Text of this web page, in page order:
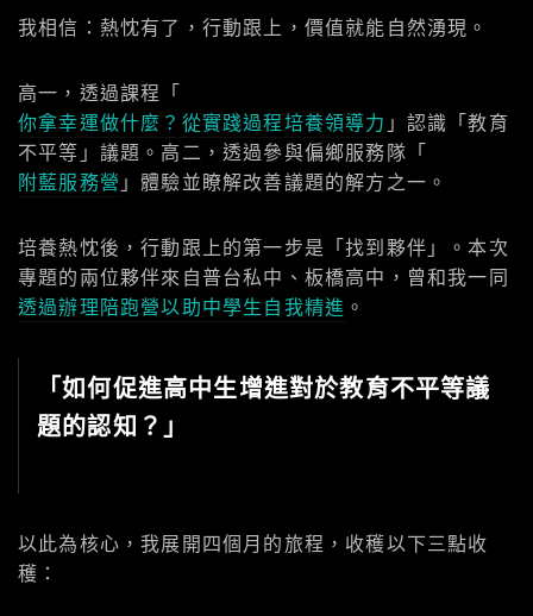
我相信：熱忱有了，行動跟上，價值就能自然湧現。
高一，透過課程「
你拿幸運做什麼？從實踐過程培養領導力 」認識「教育
不平等」議題。高二，透過參與偏鄉服務隊「
附藍服務營 」體驗並瞭解改善議題的解方之一。
培養熱忱後，行動跟上的第一步是「找到夥伴」。本次
專題的兩位夥伴來自普台私中、板橋高中，曾和我一同
透過辦理陪跑營以助中學生自我精進 。
「如何促進高中生增進對於教育不平等議
題的認知？」
以此為核心，我展開四個月的旅程，收穫以下三點收
穫：